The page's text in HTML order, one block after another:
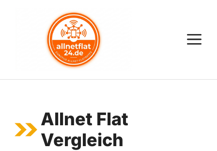
Allnet Flat
Vergleich